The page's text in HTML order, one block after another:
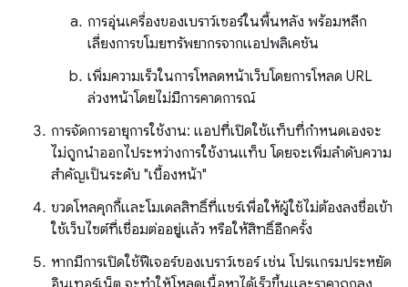
การอุ่นเครื่องของเบราว์เซอร์ในพื้นหลัง พร้อมหลีก
เลี่ยงการขโมยทรัพยากรจากแอปพลิเคชัน
เพิ่มความเร็วในการโหลดหน้าเว็บโดยการโหลด URL
ล่วงหน้าโดยไม่มีการคาดการณ์
การจัดการอายุการใช้งาน: แอปที่เปิดใช้แท็บที่กำหนดเองจะ
ไม่ถูกนำออกไประหว่างการใช้งานแท็บ โดยจะเพิ่มลำดับความ
สำคัญเป็นระดับ "เบื้องหน้า"
ขวดโหลคุกกี้และโมเดลสิทธิ์ที่แชร์เพื่อให้ผู้ใช้ไม่ต้องลงชื่อเข้า
ใช้เว็บไซต์ที่เชื่อมต่ออยู่แล้ว หรือให้สิทธิ์อีกครั้ง
หากมีการเปิดใช้ฟีเจอร์ของเบราว์เซอร์ เช่น โปรแกรมประหยัด